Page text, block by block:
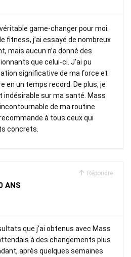
game-changer pour moi.
fitness, j’ai essayé de nombreux
mais aucun n’a donné des
que celui-ci. J’ai pu
significative de ma force et
en un temps record. De plus, je
indésirable sur ma santé. Mass
de ma routine
à tous ceux qui
concrets.
Répondre
ANS
que j’ai obtenus avec Mass
à des changements plus
après quelques semaines